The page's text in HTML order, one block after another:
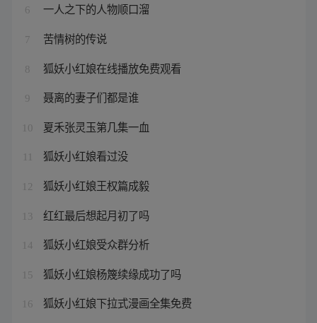
6 一人之下的人物顺口溜
7 苦情树的传说
8 狐妖小红娘在线播放免费观看
9 聂离的妻子们都是谁
10 夏禾张灵玉第几集一血
狐妖小红娘看过没
12 狐妖小红娘王权篇成毅
13 红红最后想起月初了吗
14 狐妖小红娘受众群分析
15 狐妖小红娘杨篾续缘成功了吗
16 狐妖小红娘下拉式漫画全集免费